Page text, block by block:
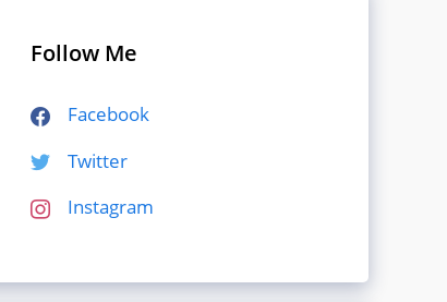
Follow Me
Facebook
Twitter
Instagram